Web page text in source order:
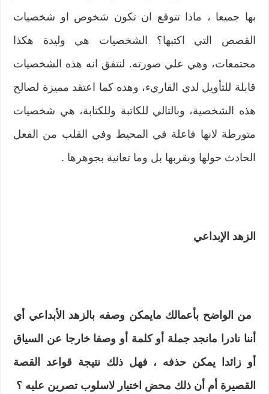
بها جميعا‮ ‬،‮ ‬ماذا تتوقع ان تكون شخوص او شخصيات
القصص التي اكتبها؟‮ ‬الشخصيات هي وليدة هكذا
محتمعات،‮ ‬وهي علي صورته‮. ‬لنتفق انه هذه الشخصيات
قابلة للتأويل لدي القاريء،‮ ‬وهذه كما اعتقد مميزة لصالح
هذه الشخصية،‮ ‬وبالتالي للكاتبة‮ ‬وللكتابة،‮ ‬هي شخصيات
متورطة لانها فاعلة في المحيط وفي القلب من الفعل
الحادث حولها وبقربها بل وما تعانية بجوهرها‮ . ‬
الزهد الإبداعي
من الواضح بأعمالك مايمكن وصفه بالزهد الأبداعي أي
أننا‮ ‬نادرا مانجد جملة أو كلمة أو وصفا خارجا عن السياق
أو زائدا‮ ‬يمكن حذفه‮ ‬،‮ ‬فهل ذلك نتيجة قواعد القصة
القصيرة أم أن ذلك محض اختيار لاسلوب تصرين عليه ؟